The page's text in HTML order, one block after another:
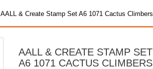
AALL & Create Stamp Set A6 1071 Cactus Climbers
AALL & CREATE STAMP SET
A6 1071 CACTUS CLIMBERS